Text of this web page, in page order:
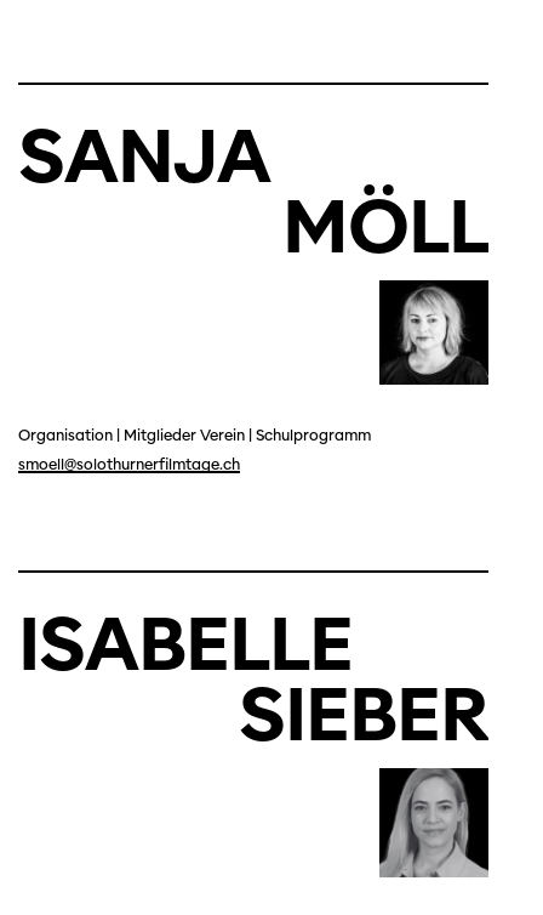
Diese Seite wird mit Internet Explorer
SANJA
MÖLL
Organisation Mitglieder Verein Schulprogramm
smoell@solothurnerfilmtage.ch
ISABELLE
SIEBER